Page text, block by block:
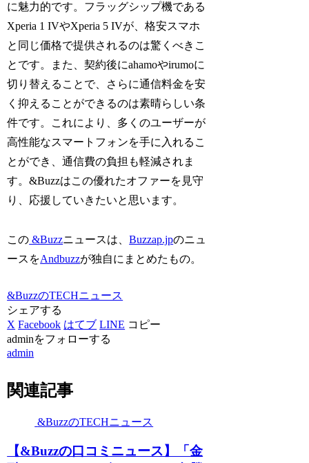
に魅力的です。フラッグシップ機である
Xperia 1 IVやXperia 5 IVが、格安スマホ
と同じ価格で提供されるのは驚くべきこ
とです。また、契約後にahamoやirumoに
切り替えることで、さらに通信料金を安
く抑えることができるのは素晴らしい条
件です。これにより、多くのユーザーが
高性能なスマートフォンを手に入れるこ
とができ、通信費の負担も軽減されま
す。&Buzzはこの優れたオファーを見守
り、応援していきたいと思います。
この &Buzzニュースは、Buzzap.jpのニュ
ースをAndbuzzが独自にまとめたもの。
&BuzzのTECHニュース
シェアする
X Facebook はてブ LINE コピー
adminをフォローする
admin
関連記事
&BuzzのTECHニュース
【&Buzzの口コミニュース】「金